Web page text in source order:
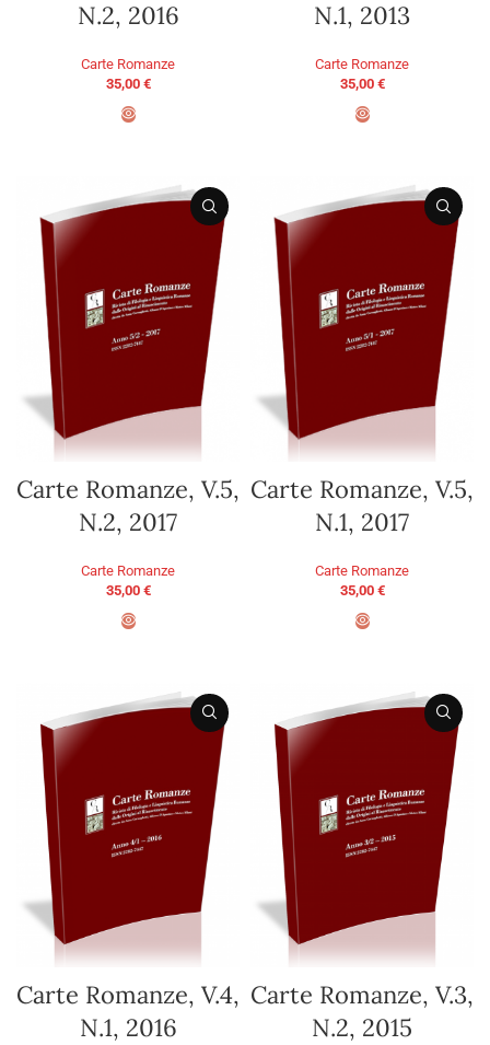
N.2, 2016
Carte Romanze
35,00 €
N.1, 2013
Carte Romanze
35,00 €
Carte Romanze, V.5,
N.2, 2017
Carte Romanze
35,00 €
Carte Romanze, V.5,
N.1, 2017
Carte Romanze
35,00 €
Carte Romanze, V.4,
N.1, 2016
Carte Romanze, V.3,
N.2, 2015